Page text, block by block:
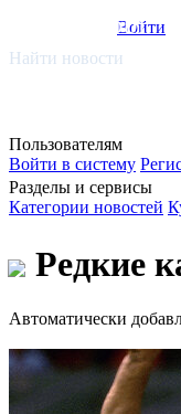
smi.mobi
Войти
Найти новости
Пользователям
Войти в систему
Разделы и сервисы
Категории новостей
Редкие
Автоматически